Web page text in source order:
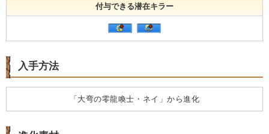
付与できる潜在キラー
入手方法
「大弯の零龍喚士・ネイ」から進化